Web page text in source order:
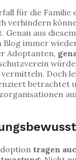
für die Familie
verhindern
Genau aus
Blog immer
Adoptanten,
Doch
betrachtet
tragen